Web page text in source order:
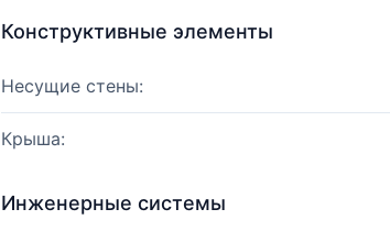
Конструктивные элементы
Несущие стены:
Крыша:
Инженерные системы